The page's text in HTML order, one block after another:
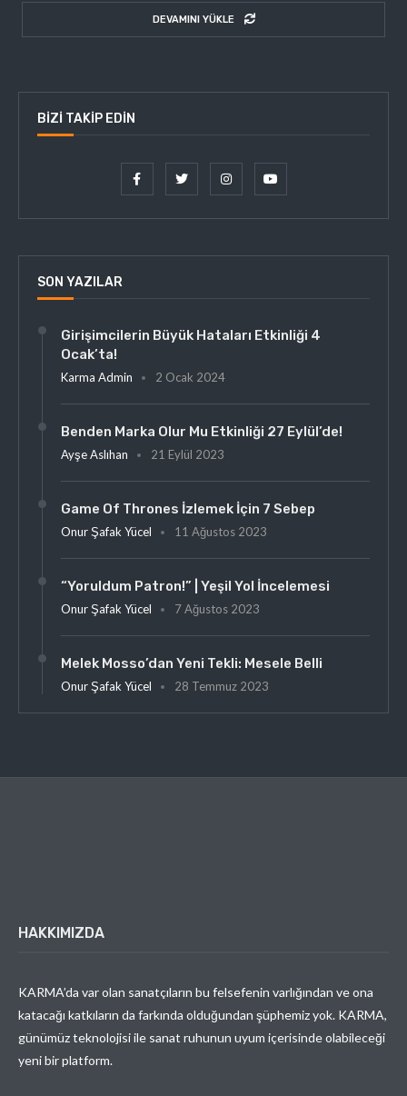
DEVAMINI YÜKLE
BIZI TAKIP EDIN
SON YAZILAR
Girişimcilerin Büyük Hataları Etkinliği 4
Ocak’ta!
Karma Admin 2 Ocak 2024
Benden Marka Olur Mu Etkinliği 27 Eylül’de!
Ayşe Aslıhan 21 Eylül 2023
Game Of Thrones İzlemek İçin 7 Sebep
Onur Şafak Yücel 11 Ağustos 2023
“Yoruldum Patron!” | Yeşil Yol İncelemesi
Onur Şafak Yücel 7 Ağustos 2023
Melek Mosso’dan Yeni Tekli: Mesele Belli
Onur Şafak Yücel 28 Temmuz 2023
HAKKIMIZDA
KARMA’da var olan sanatçıların bu felsefenin varlığından ve ona
katacağı katkıların da farkında olduğundan şüphemiz yok. KARMA,
günümüz teknolojisi ile sanat ruhunun uyum içerisinde olabileceği
yeni bir platform.